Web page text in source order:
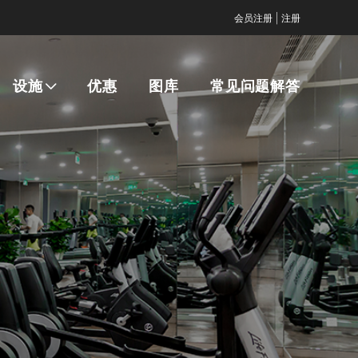
会员注册 注册
设施 优惠 图库 常见问题解答